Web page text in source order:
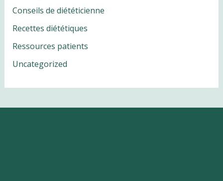
Conseils de diététicienne
Recettes diététiques
Ressources patients
Uncategorized